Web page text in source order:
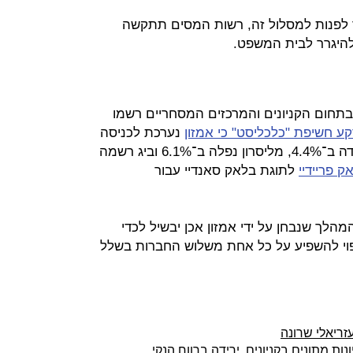
למסלול זה, רשות המסים תתקשה
לבית המשפט.
הקניונים והמרכזים המסחריים רשמו
חשיפת "כלכליסט" כי אמזון נערכת לכניסה
לפעילות בישראל - קבוצת עזריאלי ירדה ב־4.4%, מליסרון נפלה ב־6.1% וביג רשמה
פריידיי לתוגת בלאק סאנדיי עבור
שנבחן על ידי אמזון אכן יבשיל לכדי
להשפיע על כל אחת משלוש החברות בשלל
שרונה
מתונים בקניונים, ירידה ברווח הנקי